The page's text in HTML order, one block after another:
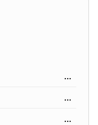
...
...
...